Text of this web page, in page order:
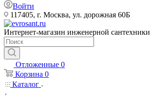
Войти
117405, г. Москва, ул. дорожная 60Б
Интернет-магазин инженерной сантехники
Отложенные 0
Корзина 0
Каталог